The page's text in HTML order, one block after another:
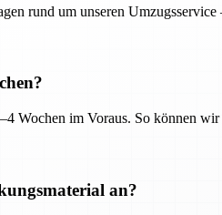
rund um unseren Umzugsservice
Wochen im Voraus. So können
an?